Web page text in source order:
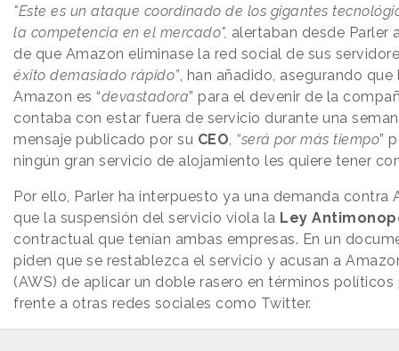
"Este es un ataque coordinado de los gigantes
la competencia en el mercado", alertaban desde Parler
de que Amazon eliminase la red social de sus
éxito demasiado rápido”, han añadido, asegurando que
Amazon es “devastadora” para el devenir de la
contaba con estar fuera de servicio durante una
mensaje publicado por su CEO “será por más tiempo”
ningún gran servicio de alojamiento les quiere tener
Por ello, Parler ha interpuesto ya una demanda contra
que la suspensión del servicio viola la Ley
contractual que tenían ambas empresas. En un
piden que se restablezca el servicio y acusan a
(AWS) de aplicar un doble rasero en términos políticos
frente a otras redes sociales como Twitter.